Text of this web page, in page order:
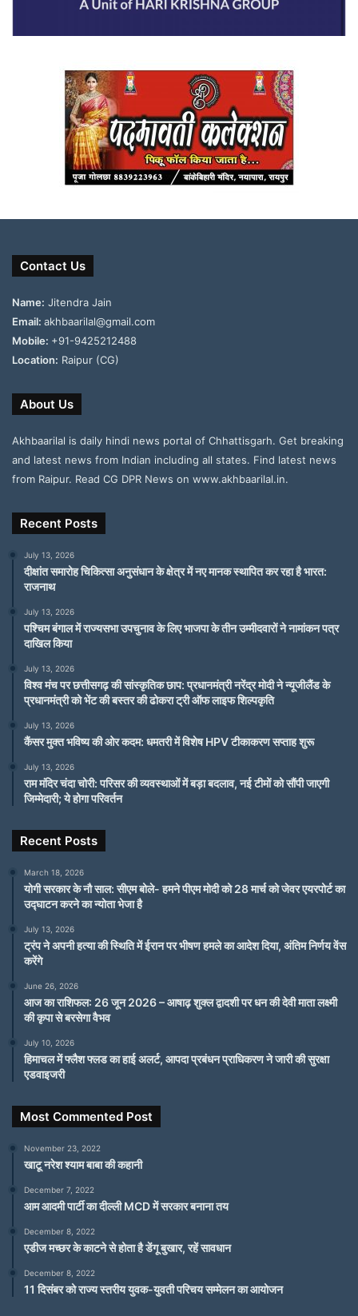
Contact Us
Name: Jitendra Jain
Email: akhbaarilal@gmail.com
Mobile: +91-9425212488
Location: Raipur (CG)
About Us
Akhbaarilal is daily hindi news portal of Chhattisgarh. Get breaking
and latest news from Indian including all states. Find latest news
from Raipur. Read CG DPR News on www.akhbaarilal.in.
Recent Posts
July 13, 2026
दीक्षांत समारोह चिकित्सा अनुसंधान के क्षेत्र में नए मानक स्थापित कर रहा है भारत:
राजनाथ
July 13, 2026
पश्चिम बंगाल में राज्यसभा उपचुनाव के लिए भाजपा के तीन उम्मीदवारों ने नामांकन पत्र
दाखिल किया
July 13, 2026
विश्व मंच पर छत्तीसगढ़ की सांस्कृतिक छाप: प्रधानमंत्री नरेंद्र मोदी ने न्यूजीलैंड के
प्रधानमंत्री को भेंट की बस्तर की ढोकरा ट्री ऑफ लाइफ शिल्पकृति
July 13, 2026
कैंसर मुक्त भविष्य की ओर कदम: धमतरी में विशेष HPV टीकाकरण सप्ताह शुरू
July 13, 2026
राम मंदिर चंदा चोरी: परिसर की व्यवस्थाओं में बड़ा बदलाव, नई टीमों को सौंपी जाएगी
जिम्मेदारी; ये होगा परिवर्तन
Recent Posts
March 18, 2026
योगी सरकार के नौ साल: सीएम बोले- हमने पीएम मोदी को 28 मार्च को जेवर एयरपोर्ट का
उद्घाटन करने का न्योता भेजा है
July 13, 2026
ट्रंप ने अपनी हत्या की स्थिति में ईरान पर भीषण हमले का आदेश दिया, अंतिम निर्णय वेंस
करेंगे
June 26, 2026
आज का राशिफल: 26 जून 2026 – आषाढ़ शुक्ल द्वादशी पर धन की देवी माता लक्ष्मी
की कृपा से बरसेगा वैभव
July 10, 2026
हिमाचल में फ्लैश फ्लड का हाई अलर्ट, आपदा प्रबंधन प्राधिकरण ने जारी की सुरक्षा
एडवाइजरी
Most Commented Post
November 23, 2022
खाटू नरेश श्याम बाबा की कहानी
December 7, 2022
आम आदमी पार्टी का दील्ली MCD में सरकार बनाना तय
December 8, 2022
एडीज मच्छर के काटने से होता है डेंगू बुखार, रहें सावधान
December 8, 2022
11 दिसंबर को राज्य स्तरीय युवक-युवती परिचय सम्मेलन का आयोजन